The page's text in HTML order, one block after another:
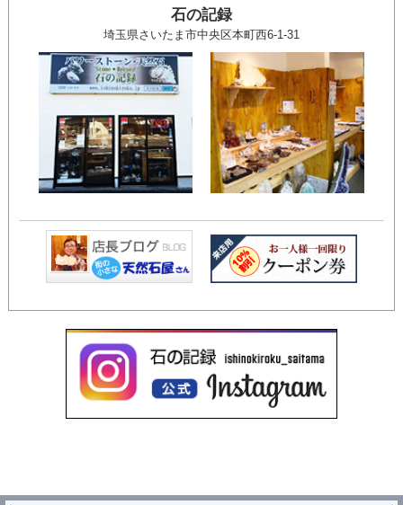
石の記録
埼玉県さいたま市中央区本町西6-1-31